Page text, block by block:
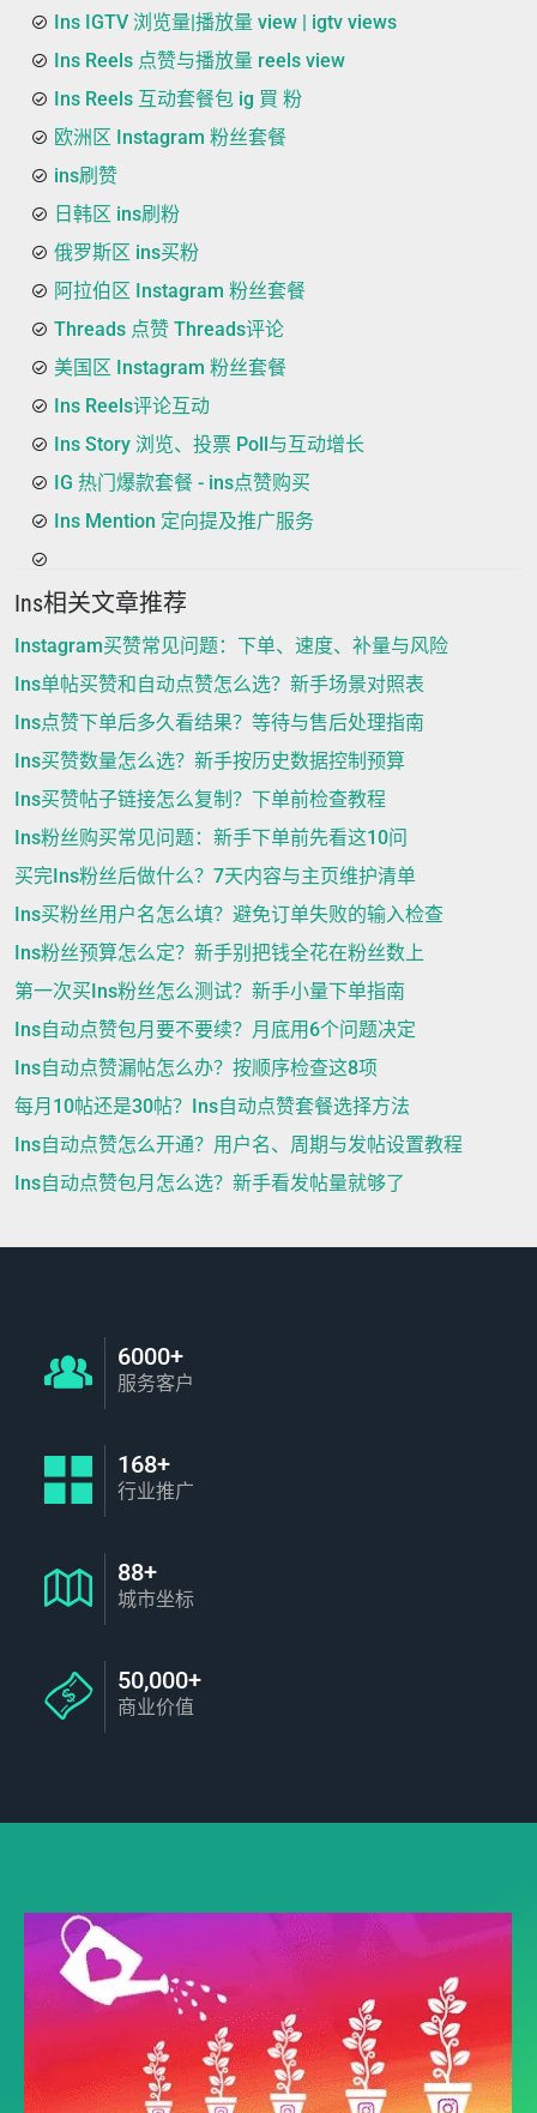
Ins IGTV 浏览量|播放量 view | igtv views
Ins Reels 点赞与播放量 reels view
Ins Reels 互动套餐包 ig 買 粉
欧洲区 Instagram 粉丝套餐
ins刷赞
日韩区 ins刷粉
俄罗斯区 ins买粉
阿拉伯区 Instagram 粉丝套餐
Threads 点赞 Threads评论
美国区 Instagram 粉丝套餐
Ins Reels评论互动
Ins Story 浏览、投票 Poll与互动增长
IG 热门爆款套餐 - ins点赞购买
Ins Mention 定向提及推广服务
Ins相关文章推荐
Instagram买赞常见问题：下单、速度、补量与风险
Ins单帖买赞和自动点赞怎么选？新手场景对照表
Ins点赞下单后多久看结果？等待与售后处理指南
Ins买赞数量怎么选？新手按历史数据控制预算
Ins买赞帖子链接怎么复制？下单前检查教程
Ins粉丝购买常见问题：新手下单前先看这10问
买完Ins粉丝后做什么？7天内容与主页维护清单
Ins买粉丝用户名怎么填？避免订单失败的输入检查
Ins粉丝预算怎么定？新手别把钱全花在粉丝数上
第一次买Ins粉丝怎么测试？新手小量下单指南
Ins自动点赞包月要不要续？月底用6个问题决定
Ins自动点赞漏帖怎么办？按顺序检查这8项
每月10帖还是30帖？Ins自动点赞套餐选择方法
Ins自动点赞怎么开通？用户名、周期与发帖设置教程
Ins自动点赞包月怎么选？新手看发帖量就够了
6000+
服务客户
168+
行业推广
88+
城市坐标
50,000+
商业价值